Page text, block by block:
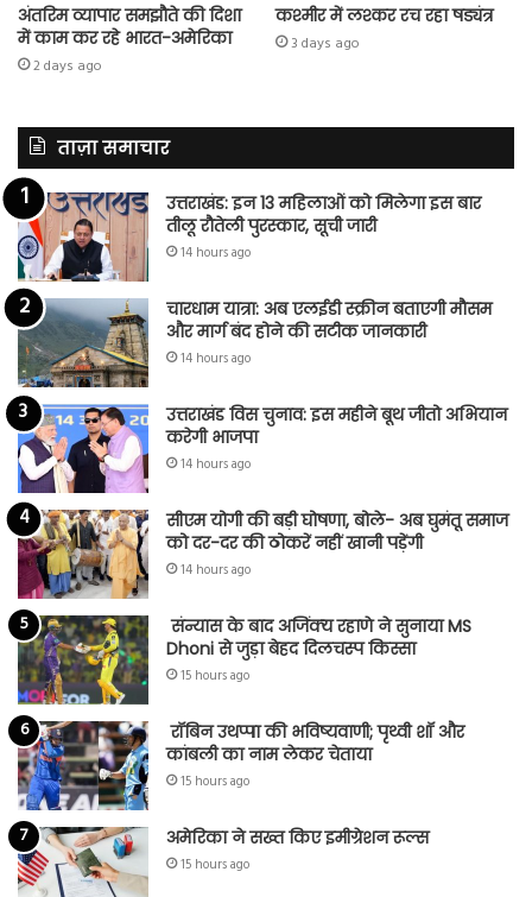
अंतरिम व्यापार समझौते की दिशा
में काम कर रहे भारत-अमेरिका
2 days ago
कश्मीर में लश्कर रच रहा षड्यंत्र
3 days ago
ताज़ा समाचार
उत्तराखंड: इन 13 महिलाओं को मिलेगा इस बार
तीलू रौतेली पुरस्कार, सूची जारी
14 hours ago
चारधाम यात्रा: अब एलईडी स्क्रीन बताएगी मौसम
और मार्ग बंद होने की सटीक जानकारी
14 hours ago
उत्तराखंड विस चुनाव: इस महीने बूथ जीतो अभियान
करेगी भाजपा
14 hours ago
सीएम योगी की बड़ी घोषणा, बोले- अब घुमंतू समाज
को दर-दर की ठोकरें नहीं खानी पड़ेंगी
14 hours ago
संन्यास के बाद अजिंक्‍य रहाणे ने सुनाया MS
Dhoni से जुड़ा बेहद दिलचस्प किस्सा
15 hours ago
रॉबिन उथप्पा की भविष्यवाणी; पृथ्वी शॉ और
कांबली का नाम लेकर चेताया
15 hours ago
अमेरिका ने सख्त किए इमीग्रेशन रूल्स
15 hours ago